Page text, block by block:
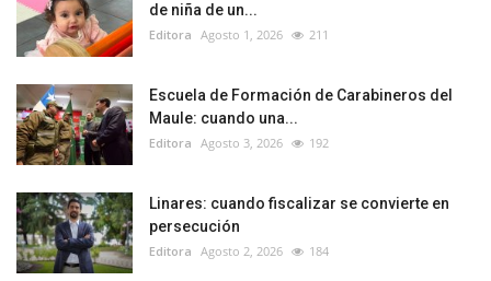
de niña de un...
Editora Agosto 1, 2026 211
Escuela de Formación de Carabineros del
Maule: cuando una...
Editora Agosto 3, 2026 192
Linares: cuando fiscalizar se convierte en
persecución
Editora Agosto 2, 2026 184